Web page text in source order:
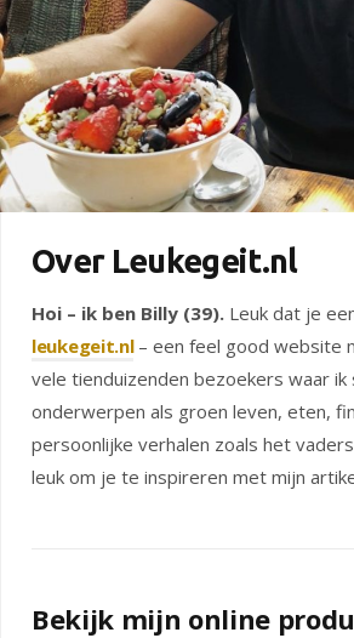
Over Leukegeit.nl
Hoi – ik ben Billy (39). Leuk dat je
leukegeit.nl– een feel good website
vele tienduizenden bezoekers waar ik
onderwerpen als groen leven, eten,
persoonlijke verhalen zoals het
leuk om je te inspireren met mijn
Bekijk mijn online